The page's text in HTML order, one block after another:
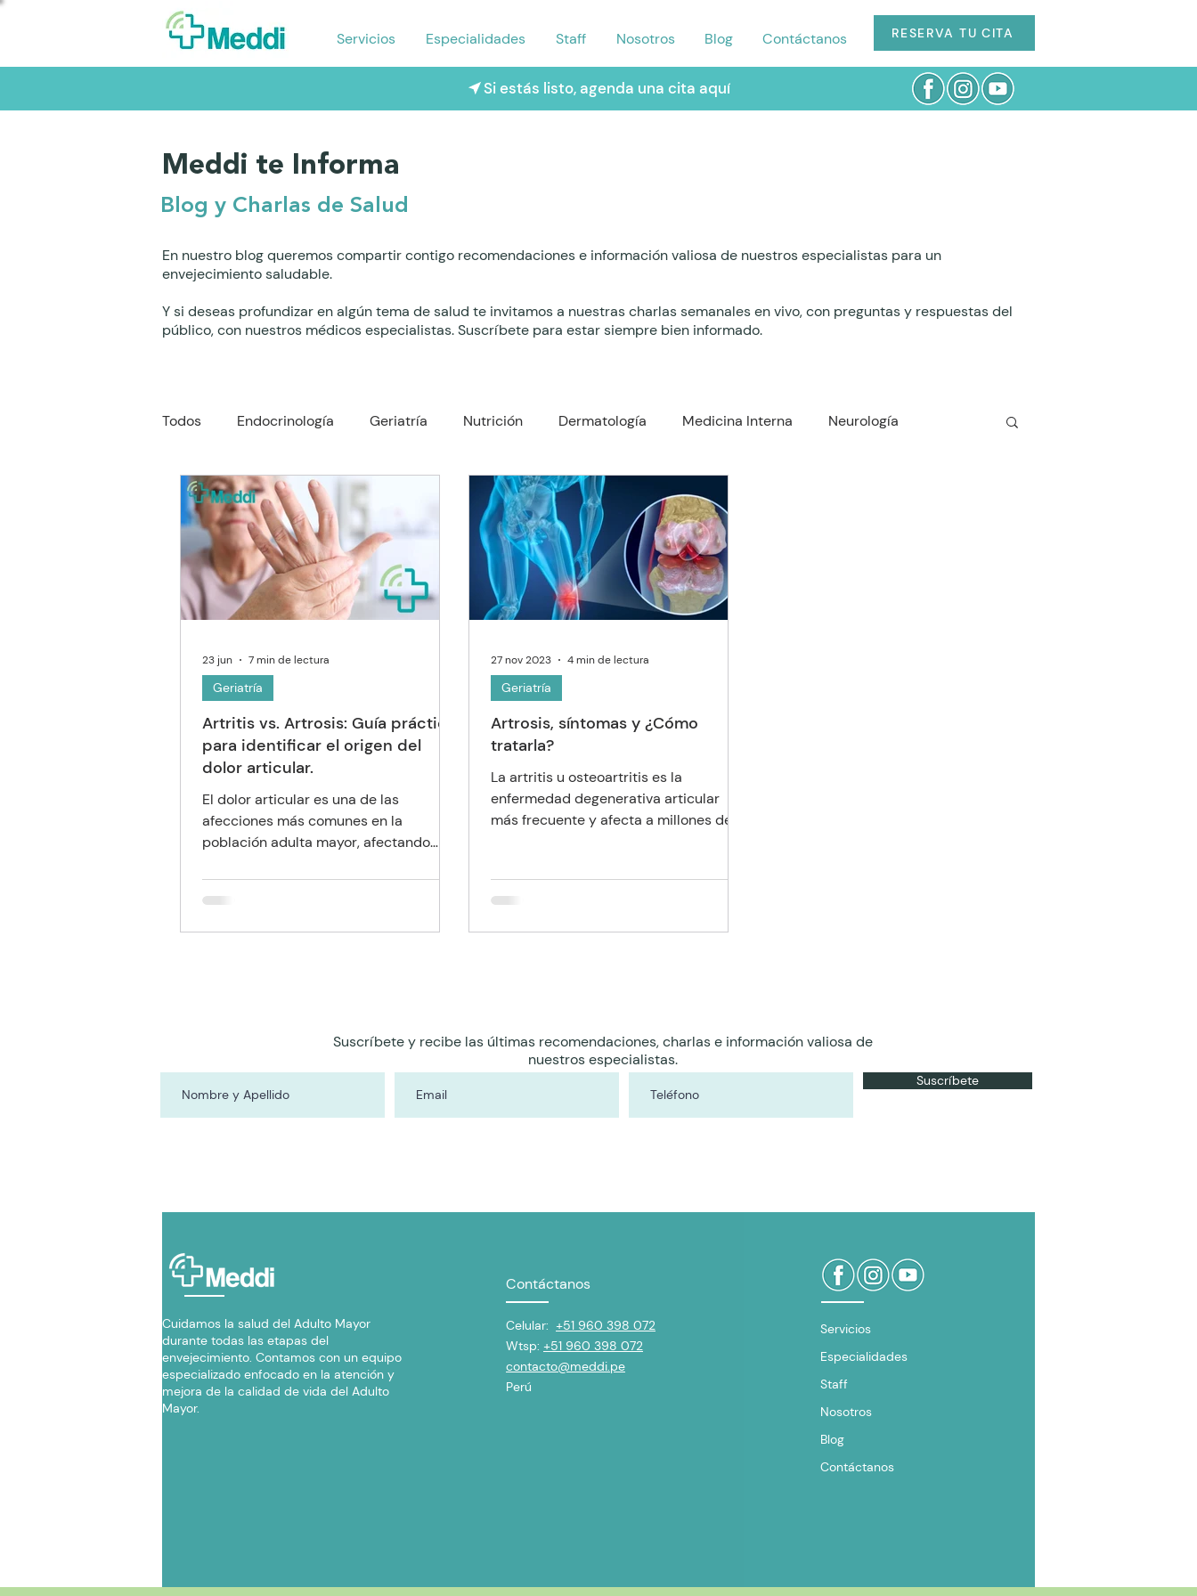
Servicios Especialidades Staff Nosotros Blog Contáctanos RESERVA TU CITA
Si estás listo, agenda una cita aquí
Meddi te Informa
Blog y Charlas de Salud
En nuestro blog queremos compartir contigo recomendaciones e información valiosa de nuestros especialistas para un
envejecimiento saludable.
Y si deseas profundizar en algún tema de salud te invitamos a nuestras charlas semanales en vivo, con preguntas y respuestas del
público, con nuestros médicos especialistas. Suscríbete para estar siempre bien informado.
Todos Endocrinología Geriatría Nutrición Dermatología Medicina Interna Neurología
Reumatología Gastroenterología Traumatología Psiquiatría
Oftalmología Neumología Nefrologo Fisioterapia Enfermería y Cuidado
Artritis vs. Artrosis: Guía práctica
para identificar el origen del
dolor articular.
El dolor articular es una de las
afecciones más comunes en la
población adulta mayor, afectando
movilidad e independencia. Sin
embargo, existe una confusión
generalizada entre dos términos que,
artrosis. Comprender estas diferencias
también para los familiares y
Geriatría
23 jun 7 min de lectura
Artrosis, síntomas y ¿Cómo
tratarla?
La artritis u osteoartritis es la
enfermedad degenerativa articular
más frecuente y afecta a millones de
Geriatría
27 nov 2023 4 min de lectura
Suscríbete y recibe las últimas recomendaciones, charlas e información valiosa de
nuestros especialistas.
Suscríbete
Cuidamos la salud del Adulto Mayor
durante todas las etapas del
envejecimiento. Contamos con un equipo
especializado enfocado en la atención y
mejora de la calidad de vida del Adulto
Mayor.
Contáctanos
Celular: +51 960 398 072
Wtsp: +51 960 398 072
contacto@meddi.pe
Perú
Servicios
Especialidades
Staff
Nosotros
Blog
Contáctanos